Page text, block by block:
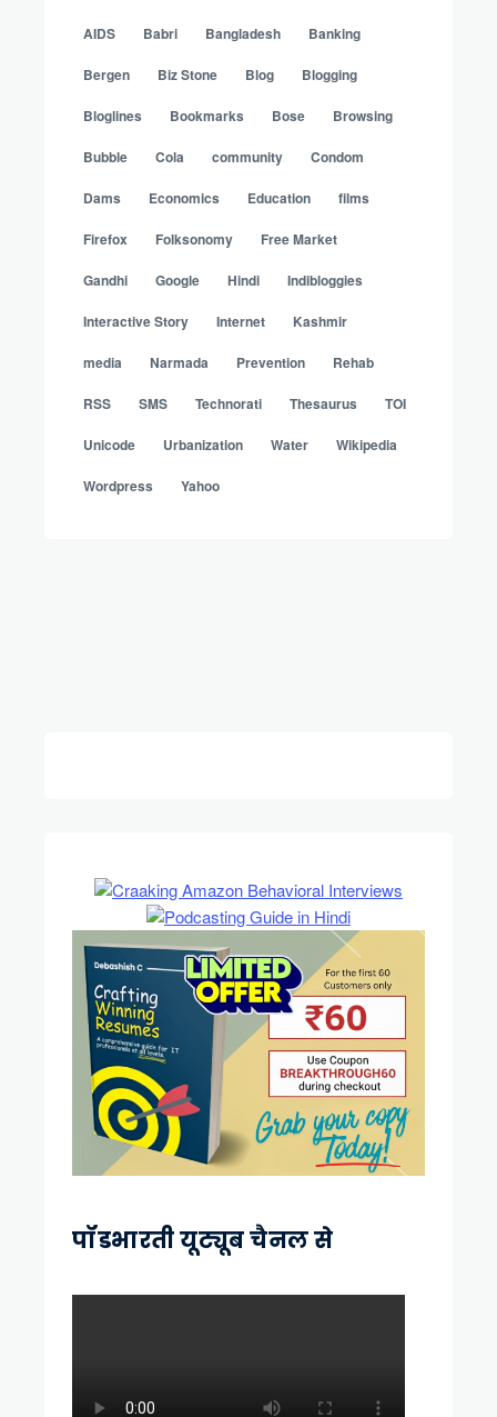
AIDS Babri Bangladesh Banking
Bergen Biz Stone Blog Blogging
Bloglines Bookmarks Bose Browsing
Bubble Cola community Condom
Dams Economics Education films
Firefox Folksonomy Free Market
Gandhi Google Hindi Indibloggies
Interactive Story Internet Kashmir
media Narmada Prevention Rehab
RSS SMS Technorati Thesaurus TOI
Unicode Urbanization Water Wikipedia
Wordpress Yahoo
पॉडभारती यूट्यूब चैनल से